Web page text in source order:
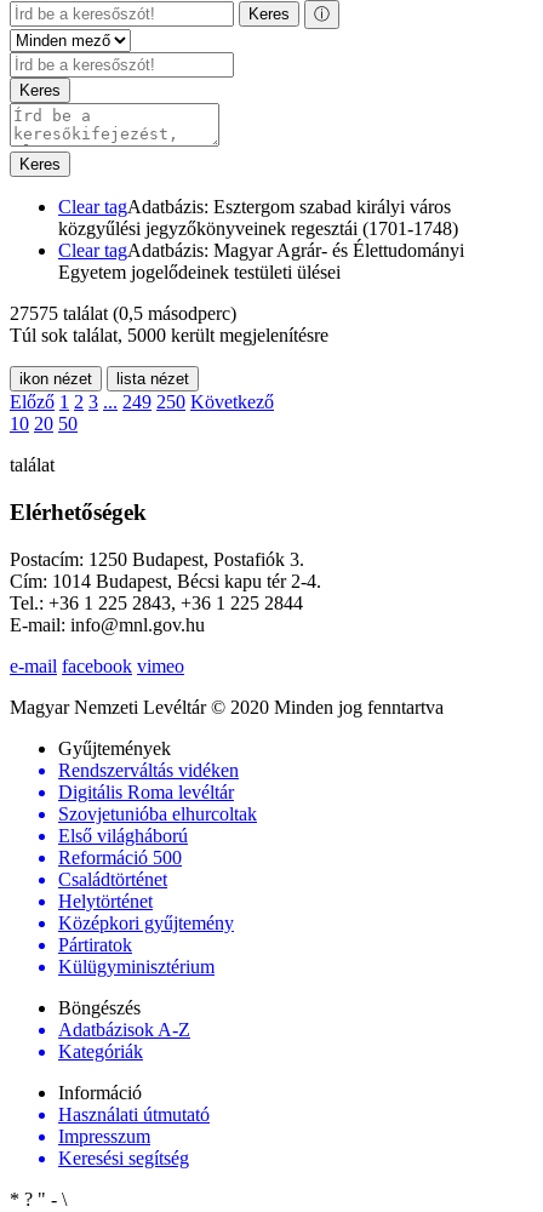
Keres ⓘ
Keres
Keres
Clear tagAdatbázis: Esztergom szabad királyi város
közgyűlési jegyzőkönyveinek regesztái (1701-1748)
Clear tagAdatbázis: Magyar Agrár- és Élettudományi
Egyetem jogelődeinek testületi ülései
27575 találat (0,5 másodperc)
Túl sok találat, 5000 került megjelenítésre
ikon nézet lista nézet
Előző 1 2 3 ... 249 250 Következő
10 20 50
találat
Elérhetőségek
Postacím: 1250 Budapest, Postafiók 3.
Cím: 1014 Budapest, Bécsi kapu tér 2-4.
Tel.: +36 1 225 2843, +36 1 225 2844
E-mail: info@mnl.gov.hu
e-mail facebook vimeo
Magyar Nemzeti Levéltár © 2020 Minden jog fenntartva
Gyűjtemények
Rendszerváltás vidéken
Digitális Roma levéltár
Szovjetunióba elhurcoltak
Első világháború
Reformáció 500
Családtörténet
Helytörténet
Középkori gyűjtemény
Pártiratok
Külügyminisztérium
Böngészés
Adatbázisok A-Z
Kategóriák
Információ
Használati útmutató
Impresszum
Keresési segítség
* ? " - \